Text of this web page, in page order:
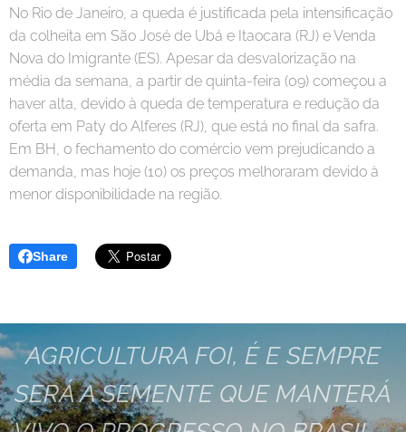
No Rio de Janeiro, a queda é justificada pela intensificação
da colheita em São José de Ubá e Itaocara (RJ) e Venda
Nova do Imigrante (ES). Apesar da desvalorização na
média da semana, a partir de quinta-feira (09) começou a
haver alta, devido à queda de temperatura e redução da
oferta em Paty do Alferes (RJ), que está no final da safra.
Em BH, o fechamento do comércio vem prejudicando a
demanda, mas hoje (10) os preços melhoraram devido à
menor disponibilidade na região.
Share
AGRICULTURA FOI, É E SEMPRE
SERÁ A SEMENTE QUE MANTERÁ